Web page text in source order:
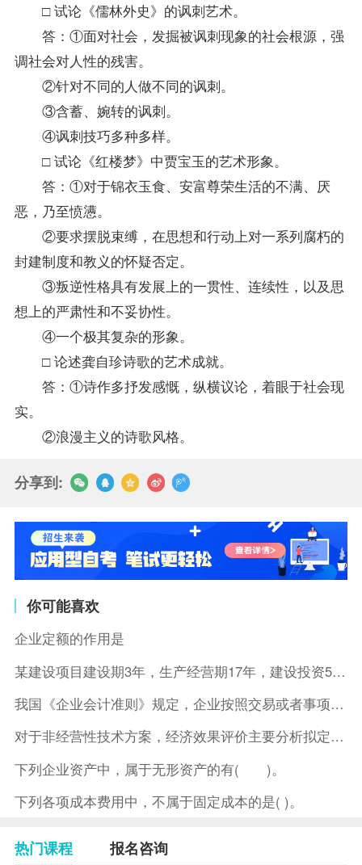
□ 试论《儒林外史》的讽刺艺术。
答：①面对社会，发掘被讽刺现象的社会根源，强
调社会对人性的残害。
②针对不同的人做不同的讽刺。
③含蓄、婉转的讽刺。
④讽刺技巧多种多样。
□ 试论《红楼梦》中贾宝玉的艺术形象。
答：①对于锦衣玉食、安富尊荣生活的不满、厌
恶，乃至愤懑。
②要求摆脱束缚，在思想和行动上对一系列腐朽的
封建制度和教义的怀疑否定。
③叛逆性格具有发展上的一贯性、连续性，以及思
想上的严肃性和不妥协性。
④一个极其复杂的形象。
□ 论述龚自珍诗歌的艺术成就。
答：①诗作多抒发感慨，纵横议论，着眼于社会现
实。
②浪漫主义的诗歌风格。
分享到:
你可能喜欢
企业定额的作用是
某建设项目建设期3年，生产经营期17年，建设投资5500万元
我国《企业会计准则》规定，企业按照交易或者事项的经济特征确定
对于非经营性技术方案，经济效果评价主要分析拟定方案的( )。
下列企业资产中，属于无形资产的有( )。
下列各项成本费用中，不属于固定成本的是( )。
热门课程 报名咨询